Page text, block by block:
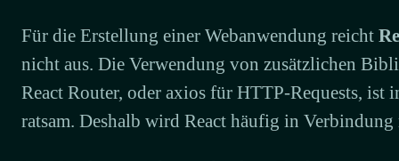
Für die Erstellung einer Webanwendung reicht
nicht aus. Die Verwendung von zusätzlichen
React Router, oder axios für HTTP-Requests, ist
ratsam. Deshalb wird React häufig in